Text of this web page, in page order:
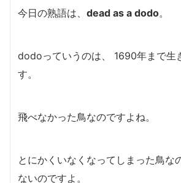
今日の熟語は、 dead as a dodo。
dodoっていうのは、 1690年まで生
す。
飛べなかった鳥なのですよね。
とにかくいなくなってしまった鳥な
ないのですよ。